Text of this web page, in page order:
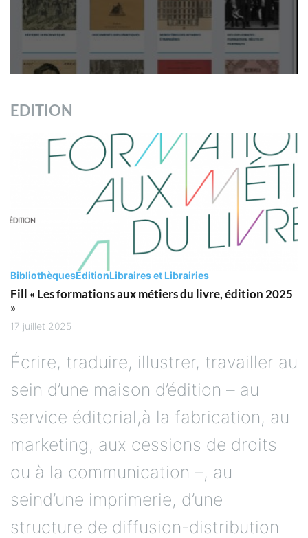
EDITION
BibliothèquesEditionLibraires et Librairies
Fill « Les formations aux métiers du livre, édition 2025
»
17 juillet 2025
Écrire, traduire, illustrer, travailler au
sein d’une maison d’édition – au
service éditorial,à la fabrication, au
marketing, aux cessions de droits
ou à la communication –, au
seind’une imprimerie, d’une
structure de diffusion-distribution